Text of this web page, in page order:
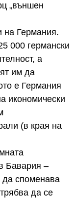
„външен
на Германия.
000 германски
а
им да
е Германия
икономически
(в края на
Бавария –
да споменава
да се